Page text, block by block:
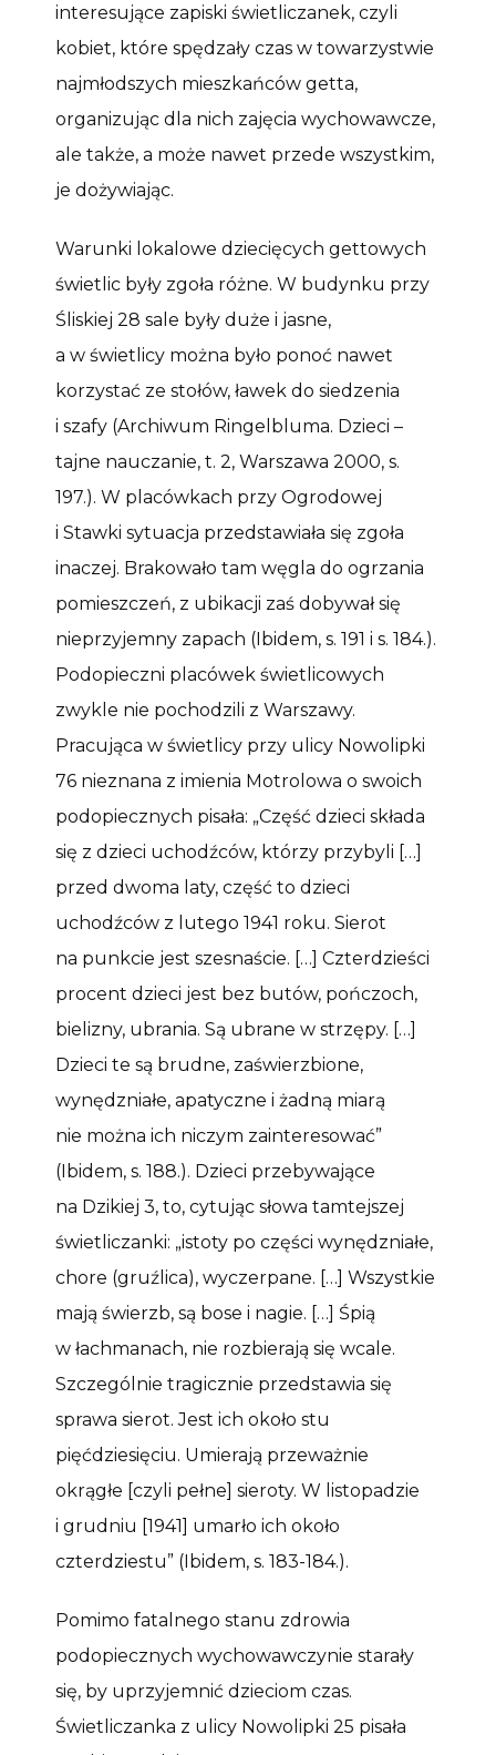
interesujące zapiski świetliczanek, czyli
kobiet, które spędzały czas w towarzystwie
najmłodszych mieszkańców getta,
organizując dla nich zajęcia wychowawcze,
ale także, a może nawet przede wszystkim,
je dożywiając.
Warunki lokalowe dziecięcych gettowych
świetlic były zgoła różne. W budynku przy
Śliskiej 28 sale były duże i jasne,
a w świetlicy można było ponoć nawet
korzystać ze stołów, ławek do siedzenia
i szafy (Archiwum Ringelbluma. Dzieci –
tajne nauczanie, t. 2, Warszawa 2000, s.
197.). W placówkach przy Ogrodowej
i Stawki sytuacja przedstawiała się zgoła
inaczej. Brakowało tam węgla do ogrzania
pomieszczeń, z ubikacji zaś dobywał się
nieprzyjemny zapach (Ibidem, s. 191 i s. 184.).
Podopieczni placówek świetlicowych
zwykle nie pochodzili z Warszawy.
Pracująca w świetlicy przy ulicy Nowolipki
76 nieznana z imienia Motrolowa o swoich
podopiecznych pisała: „Część dzieci składa
się z dzieci uchodźców, którzy przybyli […]
przed dwoma laty, część to dzieci
uchodźców z lutego 1941 roku. Sierot
na punkcie jest szesnaście. […] Czterdzieści
procent dzieci jest bez butów, pończoch,
bielizny, ubrania. Są ubrane w strzępy. […]
Dzieci te są brudne, zaświerzbione,
wynędzniałe, apatyczne i żadną miarą
nie można ich niczym zainteresować”
(Ibidem, s. 188.). Dzieci przebywające
na Dzikiej 3, to, cytując słowa tamtejszej
świetliczanki: „istoty po części wynędzniałe,
chore (gruźlica), wyczerpane. […] Wszystkie
mają świerzb, są bose i nagie. […] Śpią
w łachmanach, nie rozbierają się wcale.
Szczególnie tragicznie przedstawia się
sprawa sierot. Jest ich około stu
pięćdziesięciu. Umierają przeważnie
okrągłe [czyli pełne] sieroty. W listopadzie
i grudniu [1941] umarło ich około
czterdziestu” (Ibidem, s. 183-184.).
Pomimo fatalnego stanu zdrowia
podopiecznych wychowawczynie starały
się, by uprzyjemnić dzieciom czas.
Świetliczanka z ulicy Nowolipki 25 pisała